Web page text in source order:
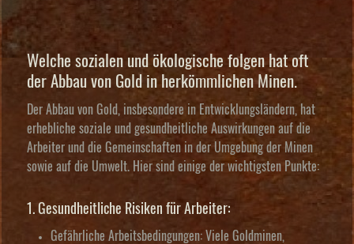
Welche sozialen und ökologische folgen hat oft
der Abbau von Gold in herkömmlichen Minen.
Der Abbau von Gold, insbesondere in Entwicklungsländern, hat
erhebliche soziale und gesundheitliche Auswirkungen auf die
Arbeiter und die Gemeinschaften in der Umgebung der Minen
sowie auf die Umwelt. Hier sind einige der wichtigsten Punkte:
1. Gesundheitliche Risiken für Arbeiter:
Gefährliche Arbeitsbedingungen: Viele Goldminen,